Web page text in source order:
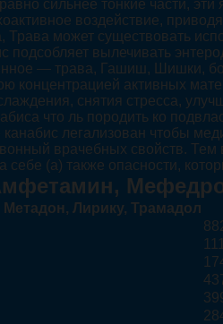
сильнее тонкие части,
воздействие,
Трава может существовать
подсобляет вылечивать
— трава, Гашиш, Шишки,
концентрацией активных
снятия стресса,
что ль породить ко
легализован чтобы
врачебных свойств.
себе (а) также опасности,
Метадон, Лирику, Трамадол